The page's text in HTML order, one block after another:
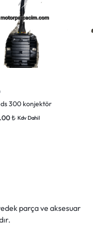
300 konjektör
₺ Kdv Dahil
parça ve aksesuar